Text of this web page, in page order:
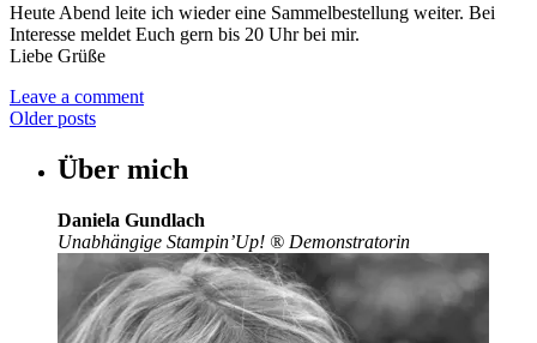
Heute Abend leite ich wieder eine Sammelbestellung weiter. Bei
Interesse meldet Euch gern bis 20 Uhr bei mir.
Liebe Grüße
Leave a comment
Older posts
Über mich
Daniela Gundlach
Unabhängige Stampin’Up! ® Demonstratorin